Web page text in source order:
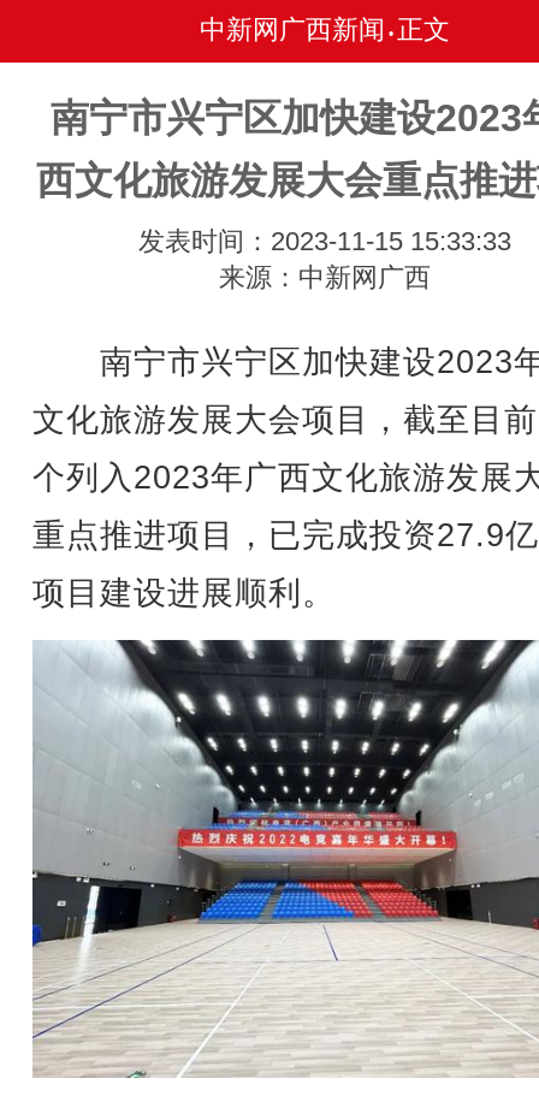
中新网广西新闻 • 正文
南宁市兴宁区加快建设2023
西文化旅游发展大会重点推
发表时间：2023-11-15 15:33:33
来源：中新网广西
南宁市兴宁区加快建设2023
文化旅游发展大会项目，截至目
个列入2023年广西文化旅游发展
重点推进项目，已完成投资27.9
项目建设进展顺利。